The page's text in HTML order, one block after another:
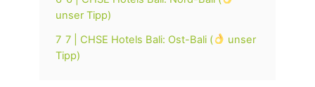
unser Tipp)
7 7 | CHSE Hotels Bali: Ost-Bali (
unser
Tipp)